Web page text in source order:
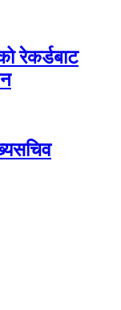
रेकर्डबाट